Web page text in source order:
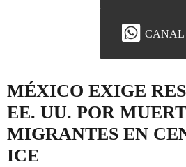
CANAL
MÉXICO EXIGE
EE. UU. POR
MIGRANTES EN
ICE